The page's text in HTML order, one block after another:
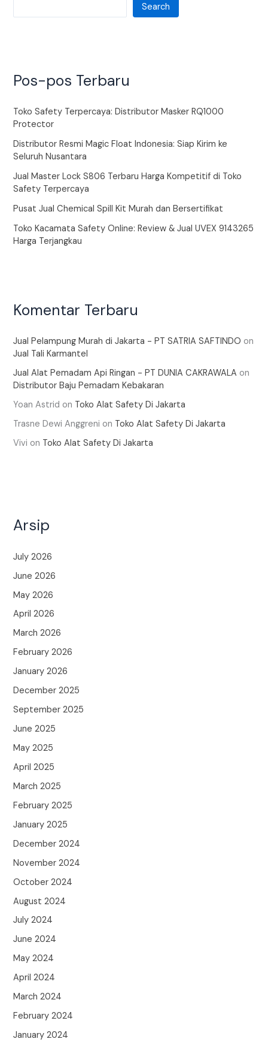
Search
Pos-pos Terbaru
Toko Safety Terpercaya: Distributor Masker RQ1000
Protector
Distributor Resmi Magic Float Indonesia: Siap Kirim ke
Seluruh Nusantara
Jual Master Lock S806 Terbaru Harga Kompetitif di Toko
Safety Terpercaya
Pusat Jual Chemical Spill Kit Murah dan Bersertifikat
Toko Kacamata Safety Online: Review & Jual UVEX 9143265
Harga Terjangkau
Komentar Terbaru
Jual Pelampung Murah di Jakarta - PT SATRIA SAFTINDO on
Jual Tali Karmantel
Jual Alat Pemadam Api Ringan - PT DUNIA CAKRAWALA on
Distributor Baju Pemadam Kebakaran
Yoan Astrid on Toko Alat Safety Di Jakarta
Trasne Dewi Anggreni on Toko Alat Safety Di Jakarta
Vivi on Toko Alat Safety Di Jakarta
Arsip
July 2026
June 2026
May 2026
April 2026
March 2026
February 2026
January 2026
December 2025
September 2025
June 2025
May 2025
April 2025
March 2025
February 2025
January 2025
December 2024
November 2024
October 2024
August 2024
July 2024
June 2024
May 2024
April 2024
March 2024
February 2024
January 2024